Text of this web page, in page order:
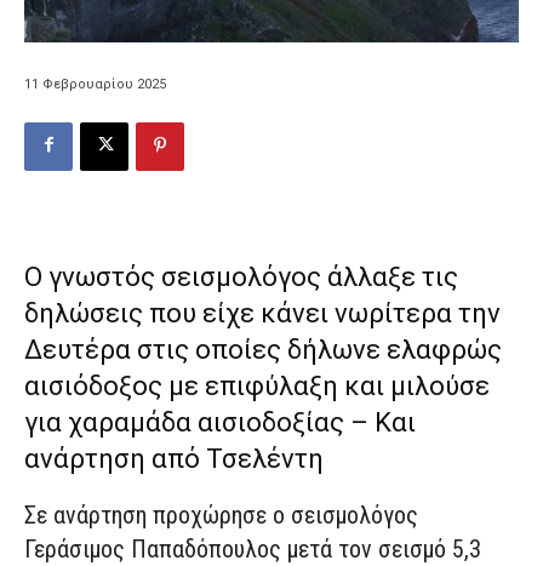
11 Φεβρουαρίου 2025
Ο γνωστός σεισμολόγος άλλαξε τις
δηλώσεις που είχε κάνει νωρίτερα την
Δευτέρα στις οποίες δήλωνε ελαφρώς
αισιόδοξος με επιφύλαξη και μιλούσε
για χαραμάδα αισιοδοξίας – Και
ανάρτηση από Τσελέντη
Σε ανάρτηση προχώρησε ο σεισμολόγος
Γεράσιμος Παπαδόπουλος μετά τον σεισμό 5,3